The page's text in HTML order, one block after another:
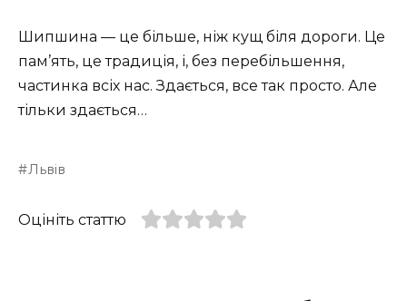
Шипшина — це більше, ніж кущ біля дороги. Це
пам’ять, це традиція, і, без перебільшення,
частинка всіх нас. Здається, все так просто. Але
тільки здається…
Львів
Оцініть статтю